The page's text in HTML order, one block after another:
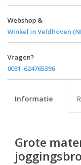
Webshop &
Winkel in Veldhoven
Vragen?
0031-624765396
Informatie
Grote